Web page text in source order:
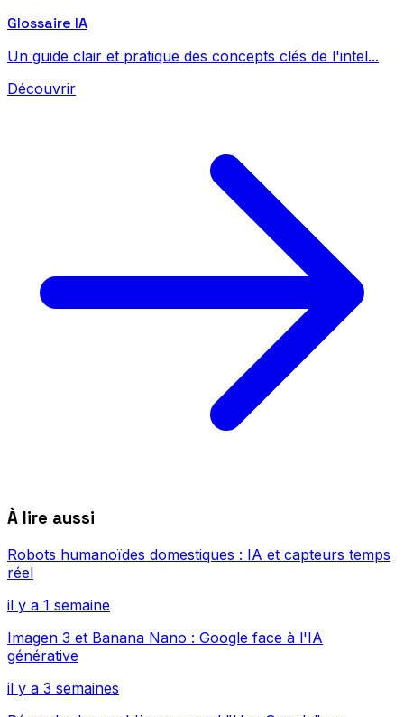
Glossaire IA
Un guide clair et pratique des concepts clés de l'intel...
Découvrir
À lire aussi
Robots humanoïdes domestiques : IA et capteurs temps
réel
il y a 1 semaine
Imagen 3 et Banana Nano : Google face à l'IA
générative
il y a 3 semaines